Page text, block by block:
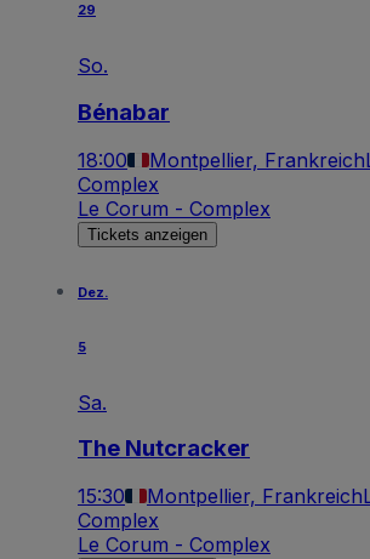
29
So.
Bénabar
18:00 Montpellier, Frankreich
Complex
Le Corum - Complex
Tickets anzeigen
Dez.
5
Sa.
The Nutcracker
15:30 Montpellier, Frankreich
Complex
Le Corum - Complex